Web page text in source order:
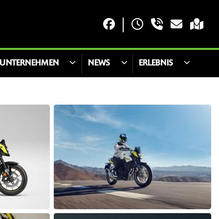
UNTERNEHMEN NEWS ERLEBNIS